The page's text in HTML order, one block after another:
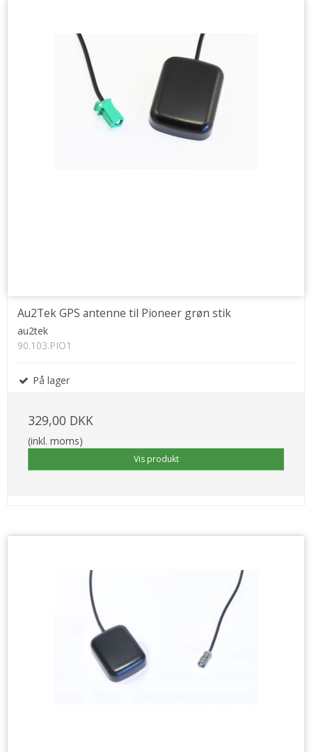
Au2Tek GPS antenne til Pioneer grøn stik
au2tek
90.103.PIO1
På lager
329,00 DKK
(inkl. moms)
Vis produkt